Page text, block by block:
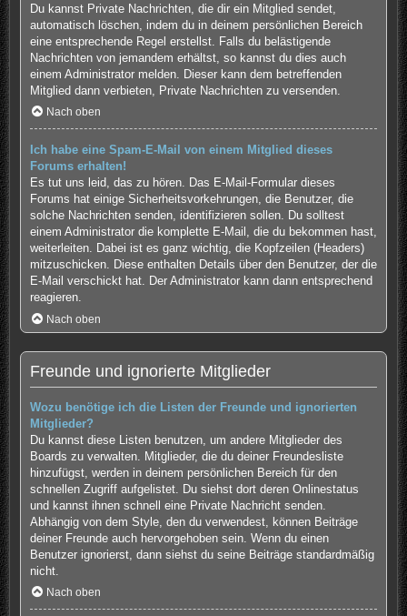
Du kannst Private Nachrichten, die dir ein Mitglied sendet,
automatisch löschen, indem du in deinem persönlichen Bereich
eine entsprechende Regel erstellst. Falls du belästigende
Nachrichten von jemandem erhältst, so kannst du dies auch
einem Administrator melden. Dieser kann dem betreffenden
Mitglied dann verbieten, Private Nachrichten zu versenden.
Nach oben
Ich habe eine Spam-E-Mail von einem Mitglied dieses
Forums erhalten!
Es tut uns leid, das zu hören. Das E-Mail-Formular dieses
Forums hat einige Sicherheitsvorkehrungen, die Benutzer, die
solche Nachrichten senden, identifizieren sollen. Du solltest
einem Administrator die komplette E-Mail, die du bekommen hast,
weiterleiten. Dabei ist es ganz wichtig, die Kopfzeilen (Headers)
mitzuschicken. Diese enthalten Details über den Benutzer, der die
E-Mail verschickt hat. Der Administrator kann dann entsprechend
reagieren.
Nach oben
Freunde und ignorierte Mitglieder
Wozu benötige ich die Listen der Freunde und ignorierten
Mitglieder?
Du kannst diese Listen benutzen, um andere Mitglieder des
Boards zu verwalten. Mitglieder, die du deiner Freundesliste
hinzufügst, werden in deinem persönlichen Bereich für den
schnellen Zugriff aufgelistet. Du siehst dort deren Onlinestatus
und kannst ihnen schnell eine Private Nachricht senden.
Abhängig von dem Style, den du verwendest, können Beiträge
deiner Freunde auch hervorgehoben sein. Wenn du einen
Benutzer ignorierst, dann siehst du seine Beiträge standardmäßig
nicht.
Nach oben